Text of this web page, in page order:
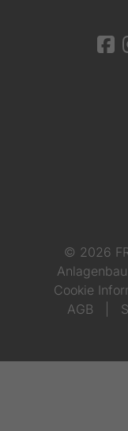
© 2026
Cookie
AGB